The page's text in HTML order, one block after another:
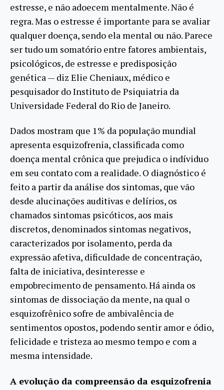
estresse, e não adoecem mentalmente. Não é
regra. Mas o estresse é importante para se avaliar
qualquer doença, sendo ela mental ou não. Parece
ser tudo um somatório entre fatores ambientais,
psicológicos, de estresse e predisposição
genética — diz Elie Cheniaux, médico e
pesquisador do Instituto de Psiquiatria da
Universidade Federal do Rio de Janeiro.
Dados mostram que 1% da população mundial
apresenta esquizofrenia, classificada como
doença mental crônica que prejudica o indíviduo
em seu contato com a realidade. O diagnóstico é
feito a partir da análise dos sintomas, que vão
desde alucinações auditivas e delírios, os
chamados sintomas psicóticos, aos mais
discretos, denominados sintomas negativos,
caracterizados por isolamento, perda da
expressão afetiva, dificuldade de concentração,
falta de iniciativa, desinteresse e
empobrecimento de pensamento. Há ainda os
sintomas de dissociação da mente, na qual o
esquizofrênico sofre de ambivalência de
sentimentos opostos, podendo sentir amor e ódio,
felicidade e tristeza ao mesmo tempo e com a
mesma intensidade.
A evolução da compreensão da esquizofrenia